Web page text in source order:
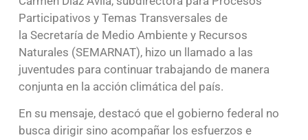
Participativos y Temas Transversales de
la Secretaría de Medio Ambiente y Recursos
Naturales (SEMARNAT), hizo un llamado a las
juventudes para continuar trabajando de manera
conjunta en la acción climática del país.
En su mensaje, destacó que el gobierno federal no
busca dirigir sino acompañar los esfuerzos e